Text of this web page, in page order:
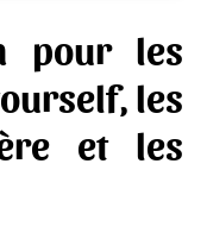
pour les
les
et les